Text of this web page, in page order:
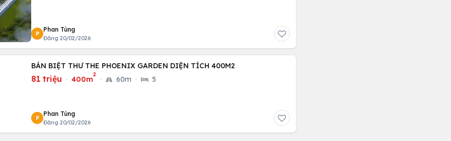
P
Phan Tùng
Đăng 20/02/2026
BÁN BIỆT THƯ THE PHOENIX GARDEN DIỆN TÍCH 400M2
81 triệu · 400m
2
· 60m · 5
P
Phan Tùng
Đăng 20/02/2026